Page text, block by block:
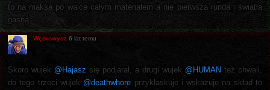
to na maksa po walce całym materiałem a nie pierwsza runda i światła
gasną.
Wędrowycz 6 lat temu
Skoro wujek @Hajasz się podjarał, a drugi wujek @HUMAN też chwali,
do tego trzeci wujek @deathwhore przyklaskuje i wskazuje na skład to